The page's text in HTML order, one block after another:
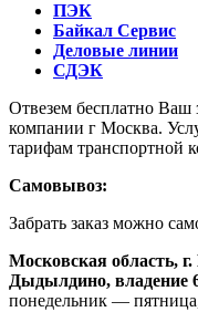
ПЭК
Байкал Сервис
Деловые линии
СДЭК
Отвезем бесплатно Ваш
компании г Москва.
тарифам транспортной
Самовывоз:
Забрать заказ можно
Московская область,
Дыдылдино, владение
понедельник —